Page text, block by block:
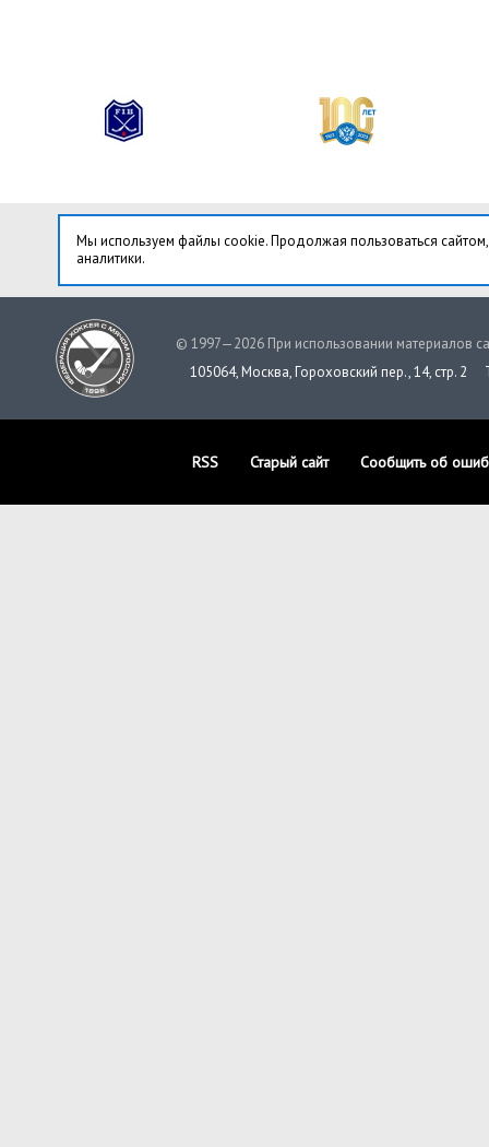
Мы используем файлы cookie. Продолжая пользоваться
аналитики.
© 1997—2026 При использовании материалов
105064, Москва, Гороховский пер., 14, стр. 2
RSS Старый сайт Сообщить об